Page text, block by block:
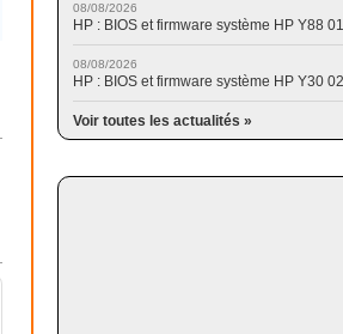
08/08/2026
HP : BIOS et firmware système HP Y88
08/08/2026
HP : BIOS et firmware système HP Y30
Voir toutes les actualités »